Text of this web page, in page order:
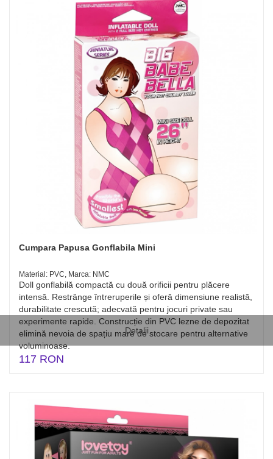
Detalii
Cumpara Papusa Gonflabila Mini
Material: PVC, Marca: NMC
Doll gonflabilă compactă cu două orificii pentru plăcere
intensă. Restrânge întreruperile și oferă dimensiune realistă,
durabilitate crescută; adecvată pentru jocuri private sau
experimente rapide. Construcție din PVC lezne de depozitat
elimină nevoia de spațiu mare de stocare pentru alternative
voluminoase.
117 RON